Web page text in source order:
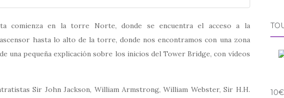
comienza en la torre Norte, donde se encuentra el acceso a la
hasta lo alto de la torre, donde nos encontramos con una zona
una pequeña explicación sobre los inicios del Tower Bridge, con vídeos
Sir John Jackson, William Armstrong, William Webster, Sir H.H.